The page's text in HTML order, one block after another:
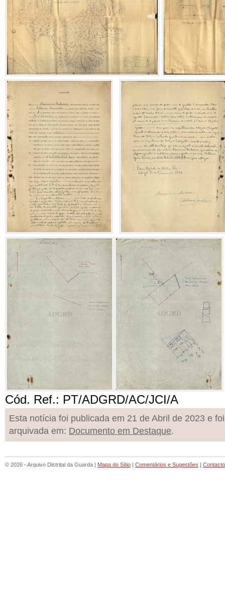
Cód. Ref.: PT/ADGRD/AC/JCI/A
Esta notícia foi publicada em 21 de Abril de 2023 e foi
arquivada em: Documento em Destaque.
© 2026 - Arquivo Distrital da Guarda | Mapa do Sítio | Comentários e Sugestões |